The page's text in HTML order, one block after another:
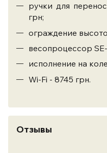
ручки для
грн;
ограждение
весопроцессор
исполнение на
Wi-Fi - 8745 грн.
Отзывы